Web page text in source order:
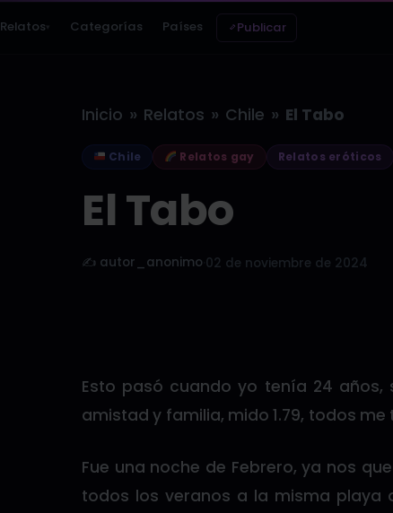
Relatos▾ Categorías Países Publicar
Inicio » Relatos » Chile » El Tabo
Chile Relatos gay Relatos eróticos
El Tabo
✍️ autor_anonimo 02 de noviembre de 2024
Esto pasó cuando yo tenía 24
amistad y familia, mido 1.79, todos
Fue una noche de Febrero, ya nos
todos los veranos a la misma